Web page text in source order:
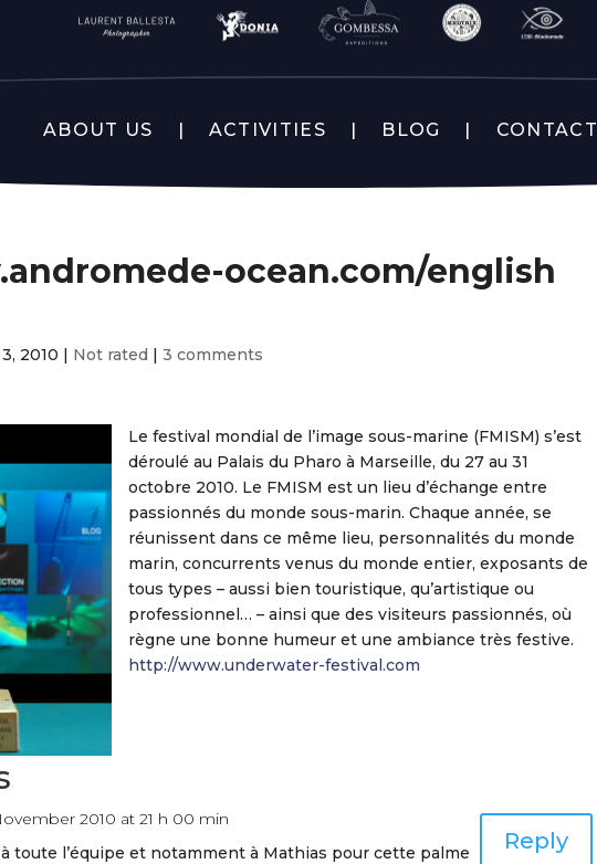
ABOUT US ACTIVITIES BLOG CONTACT
ocean.com/english
2010 | Not rated | 3 comments
Le festival mondial de l’image sous-marine (FMISM) s’est
déroulé au Palais du Pharo à Marseille, du 27 au 31
octobre 2010. Le FMISM est un lieu d’échange entre
passionnés du monde sous-marin. Chaque année, se
réunissent dans ce même lieu, personnalités du monde
marin, concurrents venus du monde entier, exposants de
tous types – aussi bien touristique, qu’artistique ou
professionnel… – ainsi que des visiteurs passionnés, où
règne une bonne humeur et une ambiance très festive.
http://www.underwater-festival.com
2010 at 21 h 00 min
toute l’équipe et notamment à Mathias pour cette palme
Reply